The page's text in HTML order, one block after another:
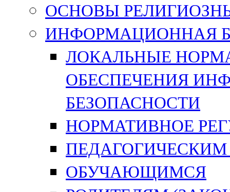
ОСНОВЫ
ИНФОРМАЦИОННАЯ
ЛОКАЛЬНЫЕ
ОБЕСПЕЧЕНИЯ
БЕЗОПАСНОСТИ
НОРМАТИВНОЕ
ОБУЧАЮЩИМСЯ